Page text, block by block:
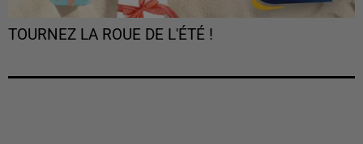
TOURNEZ LA ROUE DE L'ÉTÉ !